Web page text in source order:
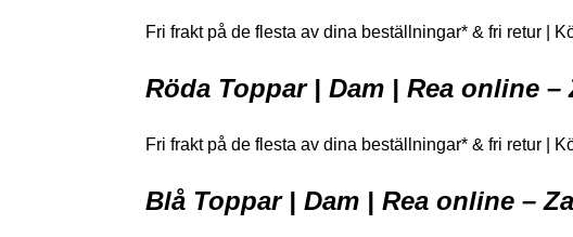
Fri frakt på de flesta av dina beställningar* & fri retur |
Röda Toppar | Dam | Rea online –
Fri frakt på de flesta av dina beställningar* & fri retur |
Blå Toppar | Dam | Rea online –